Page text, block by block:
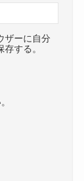
ザーに自分
する。